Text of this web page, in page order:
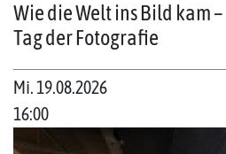
Wie die Welt ins Bild kam
Tag der Fotografie
Mi. 19.08.2026
16:00